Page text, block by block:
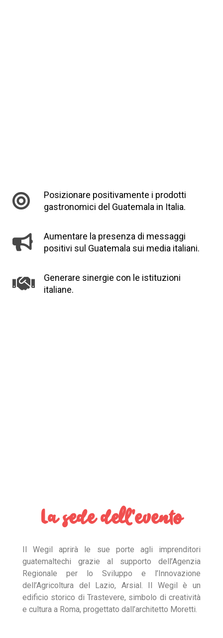
Posizionare positivamente i prodotti
gastronomici del Guatemala in Italia.
Aumentare la presenza di messaggi
positivi sul Guatemala sui media italiani.
Generare sinergie con le istituzioni
italiane.
La sede dell'evento
Il Wegil aprirà le sue porte agli imprenditori
guatemaltechi grazie al supporto dell’Agenzia
Regionale per lo Sviluppo e l’Innovazione
dell’Agricoltura del Lazio, Arsial. Il Wegil è un
edificio storico di Trastevere, simbolo di creatività
e cultura a Roma, progettato dall’architetto Moretti.